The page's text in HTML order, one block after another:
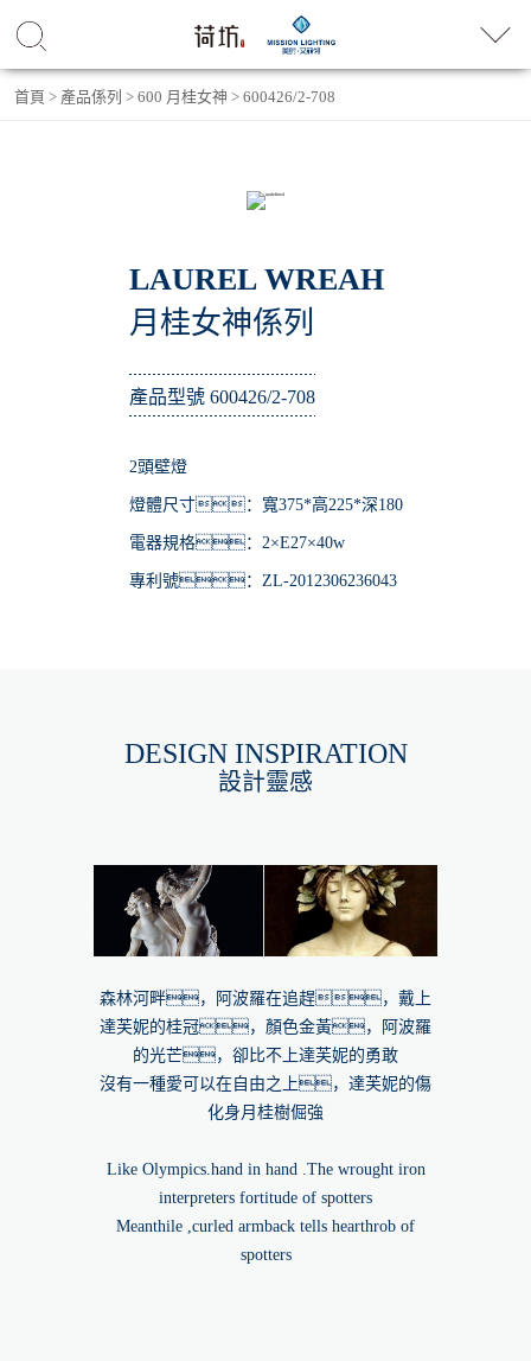
首頁 > 產品係列 > 600 月桂女神 > 600426/2-708
LAUREL WREAH
月桂女神係列
產品型號 600426/2-708
2頭壁燈
燈體尺寸：寬375*高225*深180
電器規格：2×E27×40w
專利號：ZL-2012306236043
DESIGN INSPIRATION
設計靈感
森林河畔，阿波羅在追趕，戴上
達芙妮的桂冠，顏色金黃，阿波羅
的光芒，卻比不上達芙妮的勇敢
沒有一種愛可以在自由之上，達芙妮的傷
化身月桂樹倔強
Like Olympics.hand in hand .The wrought iron
interpreters fortitude of spotters
Meanthile ,curled armback tells hearthrob of
spotters